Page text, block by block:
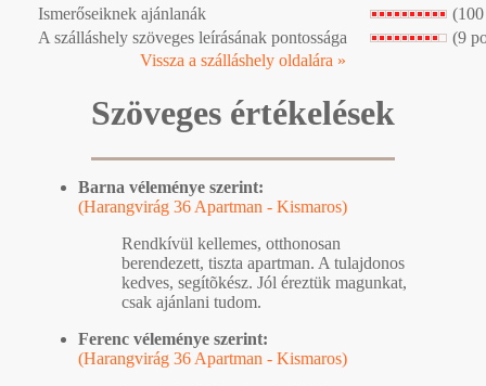
Ismerőseiknek ajánlanák
A szálláshely szöveges leírásának pontossága
(9
Vissza a szálláshely oldalára »
Szöveges értékelések
Barna véleménye szerint:
(Harangvirág 36 Apartman - Kismaros)
Rendkívül kellemes, otthonosan
berendezett, tiszta apartman. A tulajdonos
kedves, segítõkész. Jól éreztük magunkat,
csak ajánlani tudom.
Ferenc véleménye szerint:
(Harangvirág 36 Apartman - Kismaros)